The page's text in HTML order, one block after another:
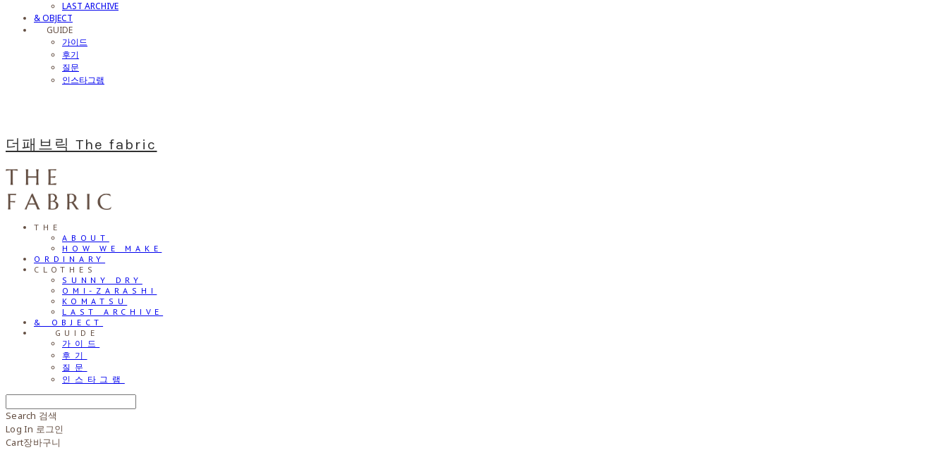
LAST ARCHIVE
& OBJECT
⠀⠀GUIDE
가이드
후기
질문
인스타그램
더패브릭 The fabric
THE
ABOUT
HOW WE MAKE
ORDINARY
CLOTHES
SUNNY DRY
OMI-ZARASHI
KOMATSU
LAST ARCHIVE
& OBJECT
⠀⠀GUIDE
가이드
후기
질문
인스타그램
Search 검색
Log In 로그인
Cart장바구니